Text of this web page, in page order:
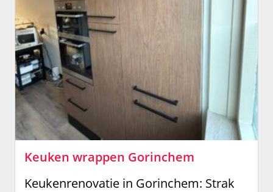
Keuken wrappen Gorinchem
Keukenrenovatie in Gorinchem: Strak